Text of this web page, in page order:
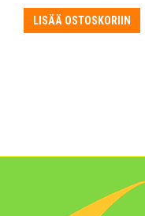
oli:
302,15 €.
on:
226,61
LISÄÄ OSTOSKORIIN